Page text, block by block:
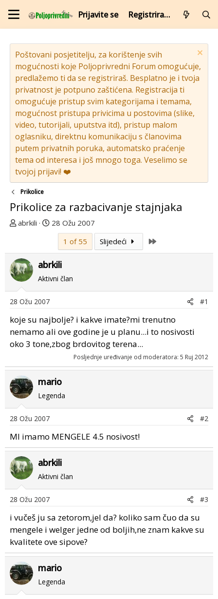
Prijavite se Registrirajte se
Poštovani posjetitelju, za korištenje svih
mogućnosti koje Poljoprivredni Forum omogućuje,
predlažemo ti da se registriraš. Besplatno je i tvoja
privatnost je potpuno zaštićena. Registracija ti
omogućuje pristup svim kategorijama i temama,
mogućnost pristupa privicima u postovima (slike,
video, tutorijali, uputstva itd), pristup malom
oglasniku, direktnu komunikaciju s članovima
putem privatnih poruka, automatsko praćenje
tema od interesa i još mnogo toga. Veselimo se
tvojoj prijavi! ❤️
Prikolice
Prikolice za razbacivanje stajnjaka
T
u
p
o
r
e
n
u
o
abrkili
D
u
m
p
o
g
p
o
a
28 Ožu 2007
1 of 55
Slijedeći
abrkili
Aktivni član
28 Ožu 2007 #1
koje su najbolje? i kakve imate?mi trenutno
nemamo ali ove godine je u planu...i to nosivosti
oko 3 tone,zbog brdovitog terena...
Posljednje uređivanje od moderatora: 5 Ruj 2012
mario
Legenda
28 Ožu 2007 #2
MI imamo MENGELE 4.5 nosivost!
abrkili
Aktivni član
28 Ožu 2007 #3
i vučeš ju sa zetorom,jel da? koliko sam čuo da su
mengele i welger jedne od boljih,ne znam kakve su
kvalitete ove sipove?
mario
Legenda